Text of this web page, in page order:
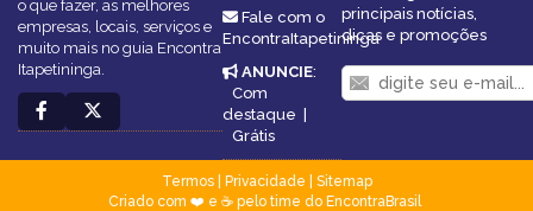
o que fazer, as melhores
empresas, locais, serviços e
muito mais no guia Encontra
Itapetininga.
Fale com o
EncontraItapetininga
ANUNCIE:
Com
destaque |
Grátis
principais notícias,
dicas e promoções
Termos| Privacidade
Sitemap
Criado com ❤️ e ☕ pelo time do EncontraBrasil